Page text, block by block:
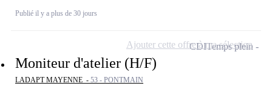
Publié il y a plus de 30 jours
Moniteur d'atelier (H/F)
LADAPT MAYENNE - 53 - PONTMAIN
CDITemps plein
Ajouter cette offre à ma sélection